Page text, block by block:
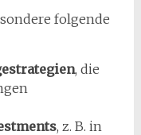
folgende
, die
, z. B. in